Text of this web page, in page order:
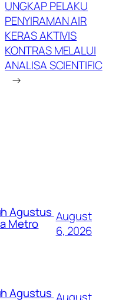
UNGKAP PELAKU
PENYIRAMAN AIR
KERAS AKTIVIS
KONTRAS MELALUI
ANALISA SCIENTIFIC
→
Agustus
Metro
August
6, 2026
Agustus